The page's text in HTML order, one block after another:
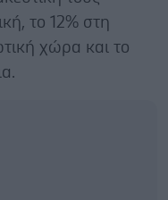
το 12% στη
χώρα και το